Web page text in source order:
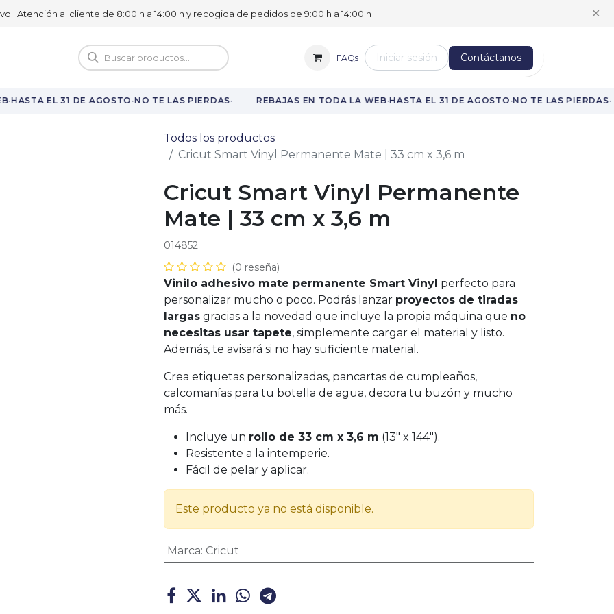
| Atención al cliente de 8:00 h a 14:00 h y recogida de pedidos de 9:00 h a 14:00 h ✕
Vuelta al cole FAQs Iniciar sesión Contáctanos
·HASTA EL 31 DE AGOSTO·NO TE LAS PIERDAS· REBAJAS EN TODA LA WEB·HASTA EL 31 DE AGOSTO·NO TE LAS PIERDAS·
Todos los productos
Cricut Smart Vinyl Permanente Mate | 33 cm x 3,6 m
Cricut Smart Vinyl Permanente
Mate | 33 cm x 3,6 m
014852
(0 reseña)
Vinilo adhesivo mate permanente Smart Vinyl perfecto para
personalizar mucho o poco. Podrás lanzar proyectos de tiradas
largas gracias a la novedad que incluye la propia máquina que no
necesitas usar tapete, simplemente cargar el material y listo.
Además, te avisará si no hay suficiente material.
Crea etiquetas personalizadas, pancartas de cumpleaños,
calcomanías para tu botella de agua, decora tu buzón y mucho
más.
Incluye un rollo de 33 cm x 3,6 m (13" x 144").
Resistente a la intemperie.
Fácil de pelar y aplicar.
Este producto ya no está disponible.
Marca: Cricut